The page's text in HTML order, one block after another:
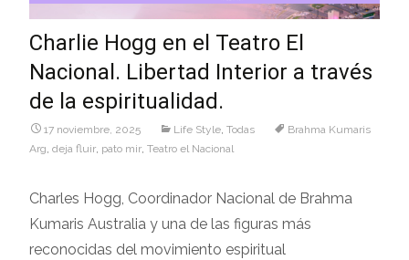
Charlie Hogg en el Teatro El
Nacional. Libertad Interior a través
de la espiritualidad.
17 noviembre, 2025 Life Style Todas
Brahma Kumaris
Arg deja fluir pato mir Teatro el Nacional
Charles Hogg, Coordinador Nacional de Brahma
Kumaris Australia y una de las figuras más
reconocidas del movimiento espiritual